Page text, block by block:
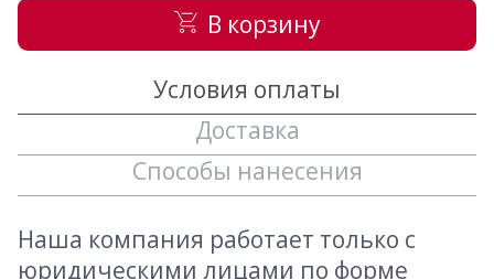
В корзину
Условия оплаты
Доставка
Способы нанесения
Наша компания работает только с
юридическими лицами по форме